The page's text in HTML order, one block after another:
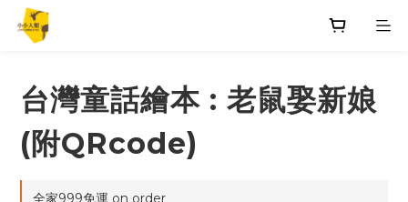
台灣童話繪本 : 老鼠娶新娘
(附QRcode)
全家999免運 on order